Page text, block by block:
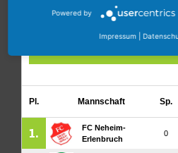
Powered by
Impressum